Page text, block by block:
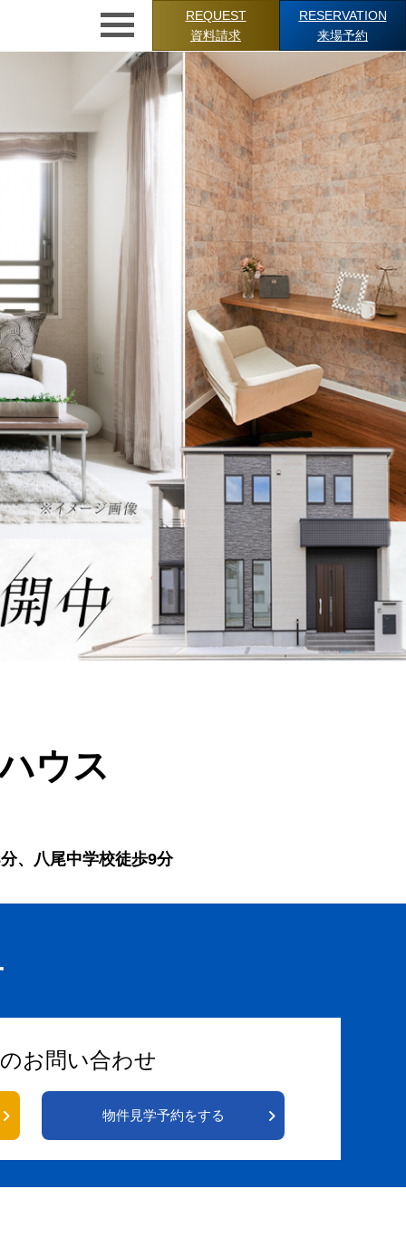
REQUEST
資料請求
RESERVATION
来場予約
ウス
、八尾中学校徒歩9分
お問い合わせ
物件見学予約をする